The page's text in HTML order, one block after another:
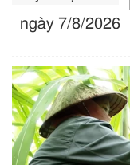
ngày 7/8/2026